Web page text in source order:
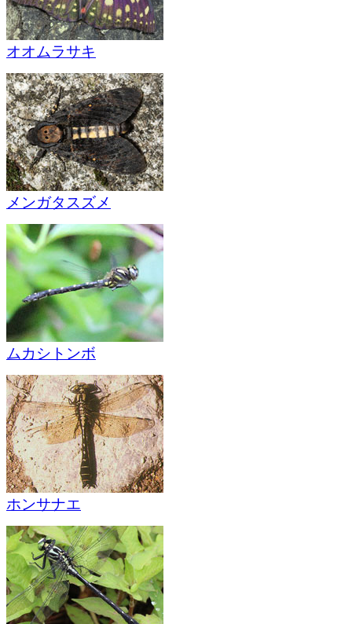
オオムラサキ
メンガタスズメ
ムカシトンボ
ホンサナエ